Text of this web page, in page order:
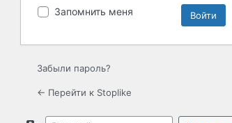
Запомнить меня
Забыли пароль?
← Перейти к Stoplike